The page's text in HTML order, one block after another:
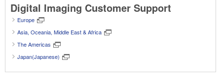
Digital Imaging Customer Support
Europe
Asia, Oceania, Middle East & Africa
The Americas
Japan(Japanese)